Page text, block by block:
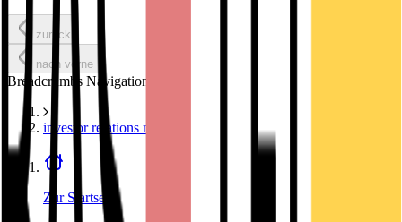
zurück
nach vorne
Breadcrumbs Navigation
investor relations news
Zur Startseite